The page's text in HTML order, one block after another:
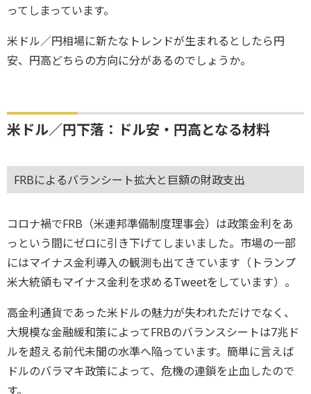
ってしまっています。
米ドル／円相場に新たなトレンドが生まれるとしたら円
安、円高どちらの方向に分があるのでしょうか。
米ドル／円下落：ドル安・円高となる材料
FRBによるバランシート拡大と巨額の財政支出
コロナ禍でFRB（米連邦準備制度理事会）は政策金利をあ
っという間にゼロに引き下げてしまいました。市場の一部
にはマイナス金利導入の観測も出てきています（トランプ
米大統領もマイナス金利を求めるTweetをしています）。
高金利通貨であった米ドルの魅力が失われただけでなく、
大規模な金融緩和策によってFRBのバランスシートは7兆ド
ルを超える前代未聞の水準へ陥っています。簡単に言えば
ドルのバラマキ政策によって、危機の連鎖を止血したので
す。